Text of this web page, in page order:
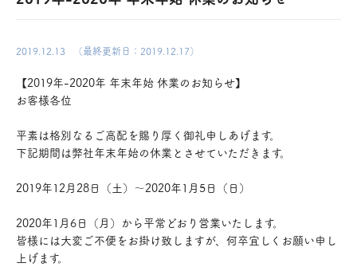
2019.12.13 （最終更新日：2019.12.17）
【2019年-2020年 年末年始 休業のお知らせ】
お客様各位
平素は格別なるご高配を賜り厚く御礼申しあげます。
下記期間は弊社年末年始の休業とさせていただきます。
2019年12月28日（土）～2020年1月5日（日）
2020年1月6日（月）から平常どおり営業いたします。
皆様には大変ご不便をお掛け致しますが、何卒宜しくお願い申し
上げます。